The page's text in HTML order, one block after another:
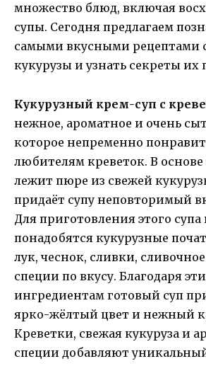
множество блюд, включая
супы. Сегодня предлагаем
самыми вкусными рецептами
кукурузы и узнать секреты их
Кукурузный крем-суп с
нежное, ароматное и очень
которое непременно
любителям креветок. В основе
лежит пюре из свежей
придаёт супу неповторимый
Для приготовления этого супа
понадобятся кукурузные
лук, чеснок, сливки,
специи по вкусу. Благодаря
ингредиентам готовый суп
ярко-жёлтый цвет и нежный
Креветки, свежая кукуруза и
специи добавляют